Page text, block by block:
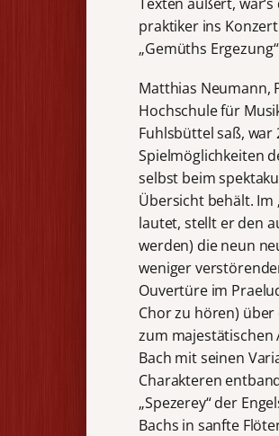
praktiker ins
„Gemüths
Matthias Neumann,
Hochschule für
Fuhlsbüttel saß, war
Spielmöglichkeiten
selbst beim
Übersicht behält. Im
lautet, stellt er den
werden) die neun
weniger
Ouvertüre im
Chor zu hören)
zum majestätischen
Bach mit seinen
Charakteren
„Spezerey“ der
Bachs in sanfte